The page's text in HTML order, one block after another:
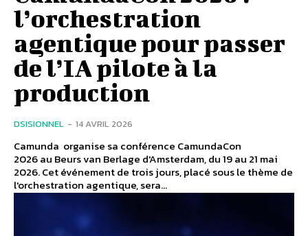
l’orchestration
agentique pour passer
de l’IA pilote à la
production
DSISIONNEL - 14 AVRIL 2026
Camunda organise sa conférence CamundaCon
2026 au Beurs van Berlage d'Amsterdam, du 19 au 21 mai
2026. Cet événement de trois jours, placé sous le thème de
l'orchestration agentique, sera...